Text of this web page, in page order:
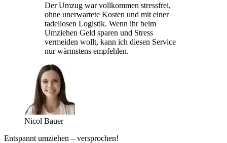
Der Umzug war vollkommen stressfrei,
ohne unerwartete Kosten und mit einer
tadellosen Logistik. Wenn ihr beim
Umziehen Geld sparen und Stress
vermeiden wollt, kann ich diesen Service
nur wärmstens empfehlen.
Nicol Bauer
Entspannt umziehen – versprochen!